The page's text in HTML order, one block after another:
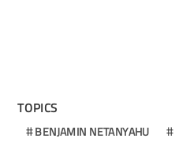
TOPICS
BENJAMIN NETANYAHU